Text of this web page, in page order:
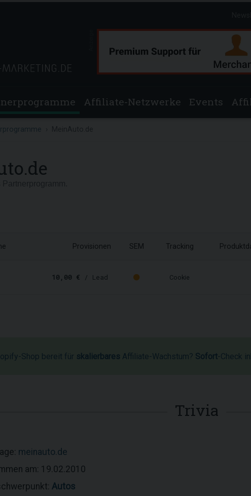
Affiliate-Netzwerke Events
Provisionen SEM Tracking
10,00 € / Lead Cookie
Shop bereit für skalierbares Affiliate-Wachstum? Sofort-Check
Trivia
meinauto.de
am: 19.02.2010
Autos